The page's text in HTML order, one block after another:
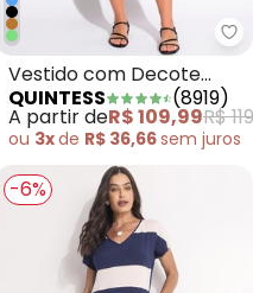
- Vestido Marinho
Vestido com Decote
Transpassado Floral
Preto
QUINTESS (8919)
A partir deR$ 109,99R$
ou 3xde R$ 36,66sem juros
-6%